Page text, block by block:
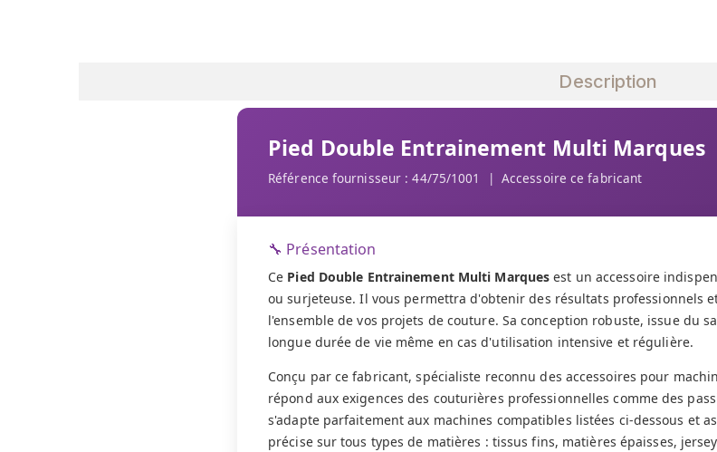
Description
Pied Double Entrainement Multi Marques
Référence fournisseur : 44/75/1001 | Accessoire ce fabricant
🔧 Présentation
Ce Pied Double Entrainement Multi Marques est un accessoire
ou surjeteuse. Il vous permettra d'obtenir des résultats professionnels
l'ensemble de vos projets de couture. Sa conception robuste, issue du
longue durée de vie même en cas d'utilisation intensive et régulière.
Conçu par ce fabricant, spécialiste reconnu des accessoires pour
répond aux exigences des couturières professionnelles comme des
s'adapte parfaitement aux machines compatibles listées ci-dessous et
précise sur tous types de matières : tissus fins, matières épaisses,